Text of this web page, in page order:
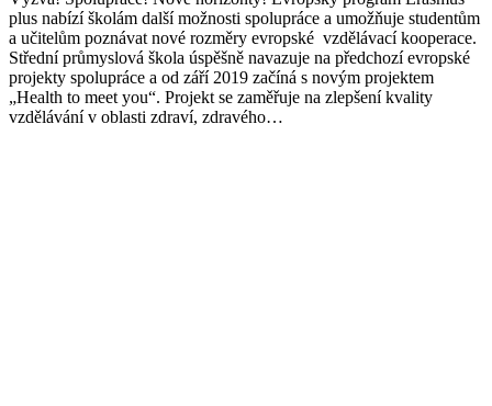
plus nabízí školám další možnosti spolupráce a umožňuje studentům
a učitelům poznávat nové rozměry evropské vzdělávací kooperace.
Střední průmyslová škola úspěšně navazuje na předchozí evropské
projekty spolupráce a od září 2019 začíná s novým projektem
„Health to meet you“. Projekt se zaměřuje na zlepšení kvality
vzdělávání v oblasti zdraví, zdravého…